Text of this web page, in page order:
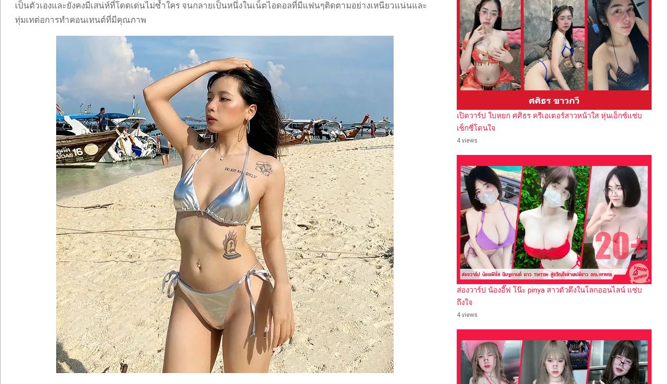
เป็นตัวเองและยังคงมีเสน่ห์ที่โดดเด่นไม่ซ้ำใคร จนกลายเป็นหนึ่งในเน็ตไอดอลที่มีแฟนๆติดตามอย่างเหนียวแน่นและ
ทุ่มเทต่อการทำคอนเทนต์ที่มีคุณภาพ
เปิดวาร์ป ใบหยก ศศิธร ครีเอเตอร์สาวหน้าใส หุ่นเอ็กซ์แซ่บ
เซ็กซี่โดนใจ
4 views
ส่องวาร์ป น้องอี๊ฟ โน๊ะ pinya สาวตัวตึงในโลกออนไลน์ แซ่บ
ถึงใจ
4 views